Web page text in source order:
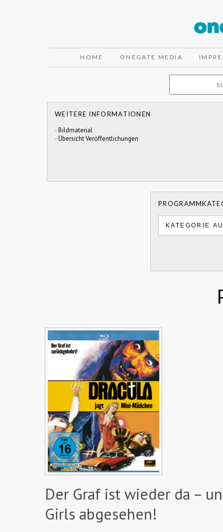
HOME ONEGATE MEDIA
WEITERE INFORMATIONEN
-Bildmaterial
-Übersicht Veröffentlichungen
Der Graf ist wieder da –
Girls abgesehen!